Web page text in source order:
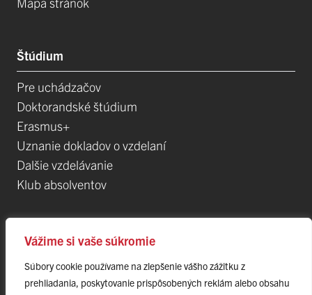
Vážime si vaše súkromie
Súbory cookie používame na zlepšenie vášho zážitku z
prehliadania, poskytovanie prispôsobených reklám alebo obsahu
Štúdium
Pre uchádzačov
Doktorandské štúdium
Erasmus+
Uznanie dokladov o vzdelaní
Dalšie vzdelávanie
Klub absolventov
Veda
Postdoktorandské pozíce
Projekty